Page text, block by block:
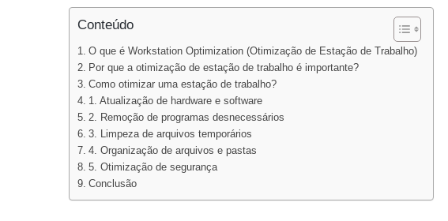
Conteúdo
O que é Workstation Optimization (Otimização de Estação de Trabalho)
Por que a otimização de estação de trabalho é importante?
Como otimizar uma estação de trabalho?
1. Atualização de hardware e software
2. Remoção de programas desnecessários
3. Limpeza de arquivos temporários
4. Organização de arquivos e pastas
5. Otimização de segurança
Conclusão